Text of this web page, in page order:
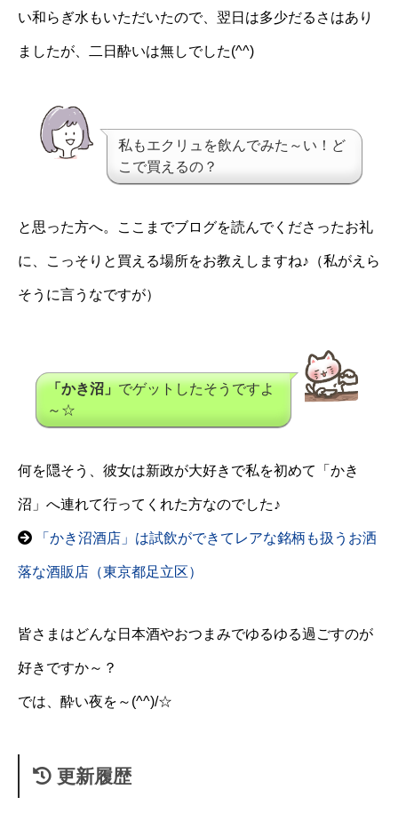
い和らぎ水もいただいたので、翌日は多少だるさはあり
ましたが、二日酔いは無しでした(^^)
私もエクリュを飲んでみた～い！ど
こで買えるの？
と思った方へ。ここまでブログを読んでくださったお礼
に、こっそりと買える場所をお教えしますね♪（私がえら
そうに言うなですが）
「かき沼」でゲットしたそうですよ
～☆
何を隠そう、彼女は新政が大好きで私を初めて「かき
沼」へ連れて行ってくれた方なのでした♪
「かき沼酒店」は試飲ができてレアな銘柄も扱うお洒
落な酒販店（東京都足立区）
皆さまはどんな日本酒やおつまみでゆるゆる過ごすのが
好きですか～？
では、酔い夜を～(^^)/☆
更新履歴